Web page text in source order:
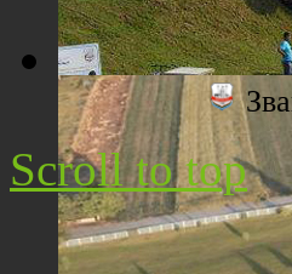
Плажа "Топољар" - Поглед
Scroll to top